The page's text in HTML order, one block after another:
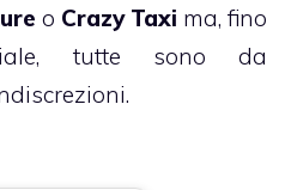
o Crazy Taxi ma, fino
tutte sono da